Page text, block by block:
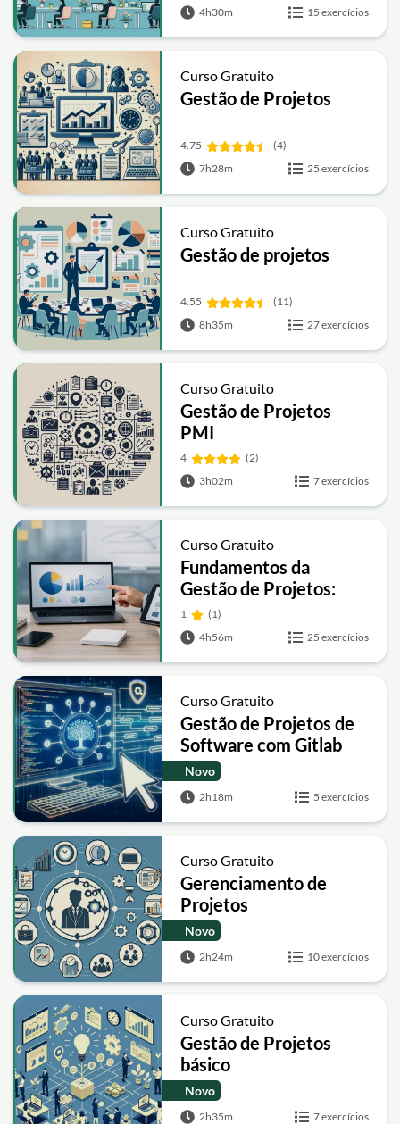
4h30m 15 exercícios
Curso Gratuito
Gestão de Projetos
4.75
(4)
7h28m
25 exercícios
Curso Gratuito
Gestão de projetos
4.55
(11)
8h35m
27 exercícios
Curso Gratuito
Gestão de Projetos
PMI
4
(2)
3h02m
7 exercícios
Curso Gratuito
Fundamentos da
Gestão de Projetos:
Técnicas, Liderança e
Estratégia
1
(1)
4h56m
25 exercícios
Curso Gratuito
Gestão de Projetos de
Software com Gitlab
Novo
2h18m 5 exercícios
Curso Gratuito
Gerenciamento de
Projetos
Novo
2h24m 10 exercícios
Curso Gratuito
Gestão de Projetos
básico
Novo
2h35m 7 exercícios